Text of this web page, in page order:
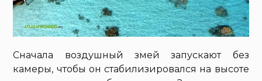
Сначала воздушный змей запускают без
камеры, чтобы он стабилизировался на высоте